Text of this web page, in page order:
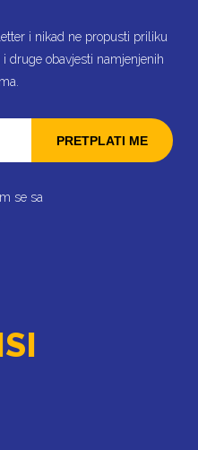
i nikad ne propusti priliku
druge obavjesti namjenjenih
PRETPLATI ME
se sa